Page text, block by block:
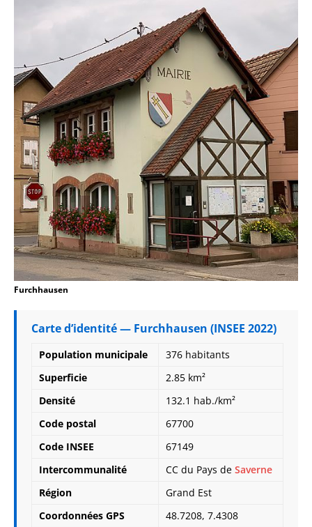
Furchhausen
Carte d’identité — Furchhausen (INSEE 2022)
Population municipale
376 habitants
Superficie
2.85 km²
Densité
132.1 hab./km²
Code postal
67700
Code INSEE
67149
Intercommunalité
CC du Pays de Saverne
Région
Grand Est
Coordonnées GPS
48.7208, 7.4308